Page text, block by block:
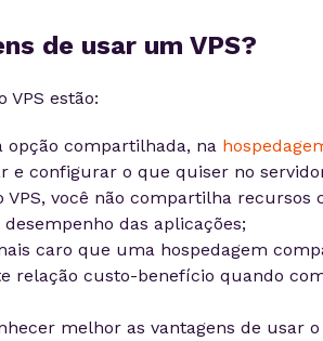
de usar um VPS?
VPS estão:
compartilhada, na
e configurar o que quiser no
VPS, você não compartilha recursos
das aplicações;
caro que uma hospedagem
relação custo-benefício quando
melhor as vantagens de usar